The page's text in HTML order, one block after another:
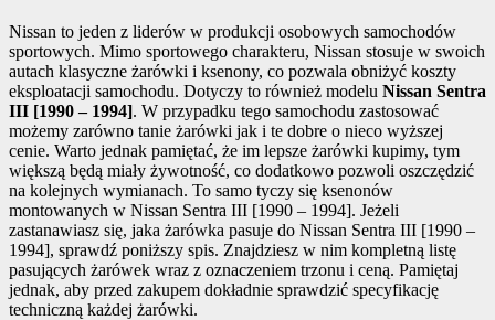
Nissan to jeden z liderów w produkcji osobowych samochodów
sportowych. Mimo sportowego charakteru, Nissan stosuje w swoich
autach klasyczne żarówki i ksenony, co pozwala obniżyć koszty
eksploatacji samochodu. Dotyczy to również modelu Nissan Sentra
III [1990 – 1994]. W przypadku tego samochodu zastosować
możemy zarówno tanie żarówki jak i te dobre o nieco wyższej
cenie. Warto jednak pamiętać, że im lepsze żarówki kupimy, tym
większą będą miały żywotność, co dodatkowo pozwoli oszczędzić
na kolejnych wymianach. To samo tyczy się ksenonów
montowanych w Nissan Sentra III [1990 – 1994]. Jeżeli
zastanawiasz się, jaka żarówka pasuje do Nissan Sentra III [1990 –
1994], sprawdź poniższy spis. Znajdziesz w nim kompletną listę
pasujących żarówek wraz z oznaczeniem trzonu i ceną. Pamiętaj
jednak, aby przed zakupem dokładnie sprawdzić specyfikację
techniczną każdej żarówki.